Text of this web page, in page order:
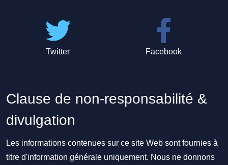
Twitter Facebook
Clause de non-responsabilité &
divulgation
Les informations contenues sur ce site Web sont fournies à
titre d'information générale uniquement. Nous ne donnons